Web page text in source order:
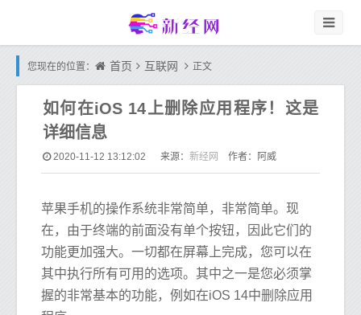
您现在的位置： 首页 互联网 正文
如何在iOS 14上删除应用程序！这是
详细信息
2020-11-12 13:12:02 来源： 新经网 作者：阿威
苹果手机的操作系统非常简单，非常简单。现
在，由于终端的前面没有单个按钮，因此它们的
功能更加强大。一切都在屏幕上完成，您可以在
其中执行所有可用的选项。其中之一是您必须掌
握的非常基本的功能，例如在iOS 14中删除应用